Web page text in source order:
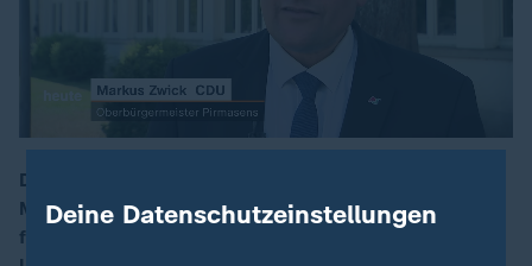
00:16
Die kommunalen Haushalte werden von
Milliardenschulden belastet. Die Ministerpräsidenten
fordern von Bundeskanzler Merz finanzielle
Deine Datenschutzeinstellungen